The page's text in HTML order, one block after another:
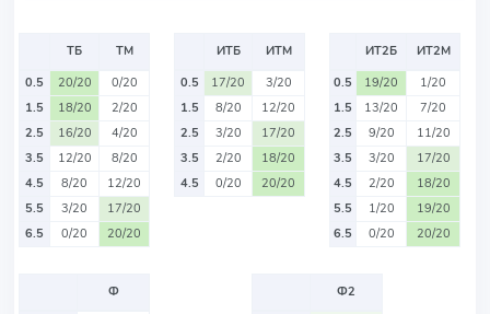
ТБ
ТМ
0.5
20/20
0/20
1.5
18/20
2/20
2.5
16/20
4/20
3.5
12/20
8/20
4.5
8/20
12/20
5.5
3/20
17/20
6.5
0/20 20/20
ИТБ
ИТМ
0.5
17/20
3/20
1.5
8/20
12/20
2.5
3/20
17/20
3.5
2/20
18/20
4.5
0/20 20/20
ИТ2Б
ИТ2М
0.5
19/20
1/20
1.5
13/20
7/20
2.5
9/20
11/20
3.5
3/20
17/20
4.5
2/20
18/20
5.5
1/20
19/20
6.5
0/20 20/20
Ф
Ф2